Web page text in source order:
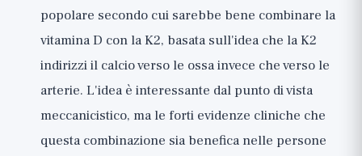
popolare secondo cui sarebbe bene combinare la
vitamina D con la K2, basata sull'idea che la K2
indirizzi il calcio verso le ossa invece che verso le
arterie. L'idea è interessante dal punto di vista
meccanicistico, ma le forti evidenze cliniche che
questa combinazione sia benefica nelle persone